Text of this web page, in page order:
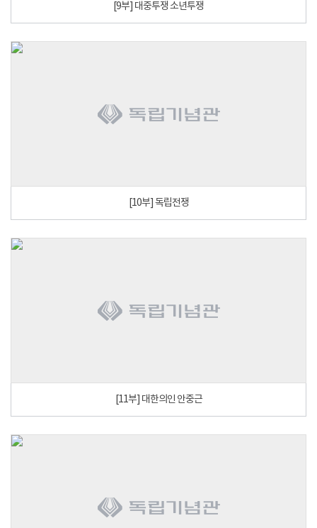
[9부] 대중투쟁 소년투쟁
[10부] 독립전쟁
[11부] 대한의인 안중근